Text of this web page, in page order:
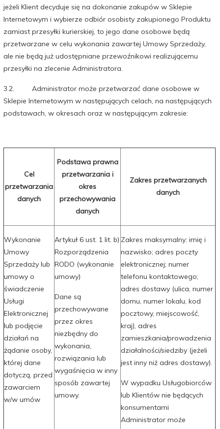
jeżeli Klient decyduje się na dokonanie zakupów w Sklepie
Internetowym i wybierze odbiór osobisty zakupionego Produktu
zamiast przesyłki kurierskiej, to jego dane osobowe będą
przetwarzane w celu wykonania zawartej Umowy Sprzedaży,
ale nie będą już udostępniane przewoźnikowi realizującemu
przesyłki na zlecenie Administratora.
3.2. Administrator może przetwarzać dane osobowe w
Sklepie Internetowym w następujących celach, na następujących
podstawach, w okresach oraz w następującym zakresie:
Cel
przetwarzania
danych
Podstawa prawna
przetwarzania i
okres
przechowywania
danych
Zakres przetwarzanych
danych
Wykonanie
Umowy
Sprzedaży lub
umowy o
świadczenie
Usługi
Elektronicznej
lub podjęcie
działań na
żądanie osoby,
której dane
dotyczą, przed
zawarciem
w/w umów
Artykuł 6 ust. 1 lit. b)
Rozporządzenia
RODO (wykonanie
umowy)
Dane są
przechowywane
przez okres
niezbędny do
wykonania,
rozwiązania lub
wygaśnięcia w inny
sposób zawartej
umowy.
Zakres maksymalny: imię i
nazwisko; adres poczty
elektronicznej; numer
telefonu kontaktowego;
adres dostawy (ulica, numer
domu, numer lokalu, kod
pocztowy, miejscowość,
kraj), adres
zamieszkania/prowadzenia
działalności/siedziby (jeżeli
jest inny niż adres dostawy).
W wypadku Usługobiorców
lub Klientów nie będących
konsumentami
Administrator może